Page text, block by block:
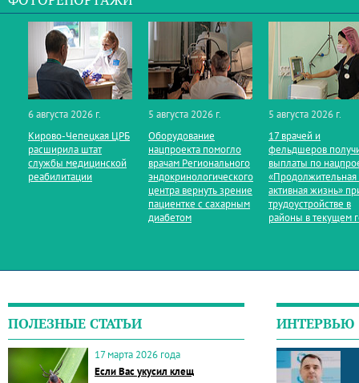
6 августа 2026 г.
Кирово‑Чепецкая ЦРБ
расширила штат
службы медицинской
реабилитации
5 августа 2026 г.
Оборудование
нацпроекта помогло
врачам Регионального
эндокринологического
центра вернуть зрение
пациентке с сахарным
диабетом
5 августа 2026 г.
17 врачей и
фельдшеров
выплаты по
«Продолжительная
активная жизнь»
трудоустройстве в
районы в текущем
ПОЛЕЗНЫЕ СТАТЬИ
17 марта 2026 года
Если Вас укусил клещ
ИНТЕРВЬЮ